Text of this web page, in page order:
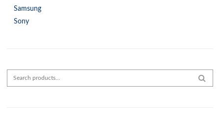
Samsung
Sony
Search for: